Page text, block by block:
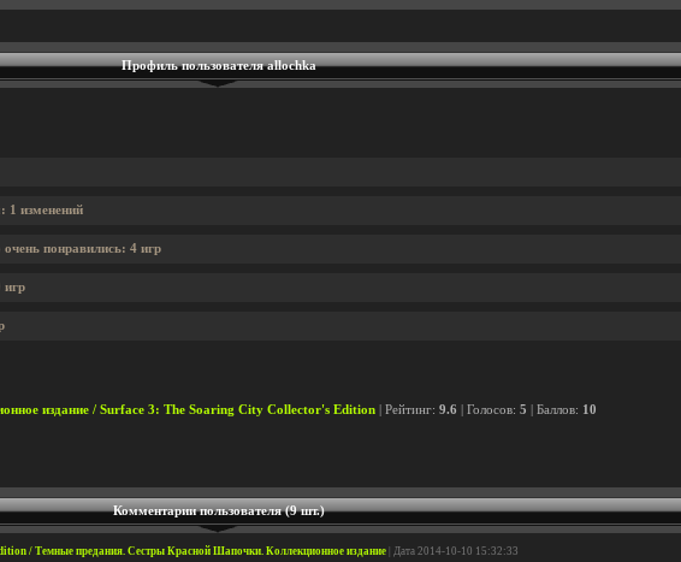
Профиль пользователя allochka
1 изменений
понравились: 4 игр
игр
издание / Surface 3: The Soaring City Collector's Edition | Рейтинг: 9.6 | Голосов: 5 | Баллов: 10
Комментарии пользователя (9 шт.)
/ Темные предания. Сестры Красной Шапочки. Коллекционное издание | Дата 2014-10-10 15:32:33